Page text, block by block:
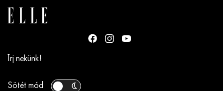
Írj nekünk!
Sötét mód